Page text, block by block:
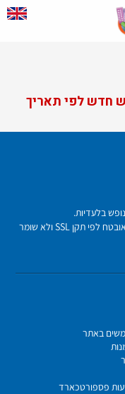
חדש לפי תאריך
בלעדיות.
הזמנה באתר ללא חיוב, התשלום במלון. הוטלס מאובטח לפי תקן SSL ולא שומר
באתר
פספורטכארד